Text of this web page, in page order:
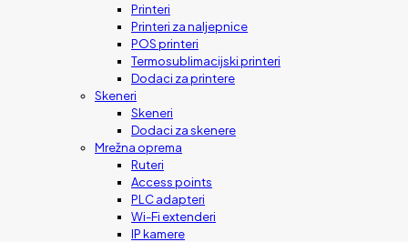
Printeri
Printeri za naljepnice
POS printeri
Termosublimacijski printeri
Dodaci za printere
Skeneri
Skeneri
Dodaci za skenere
Mrežna oprema
Ruteri
Access points
PLC adapteri
Wi-Fi extenderi
IP kamere